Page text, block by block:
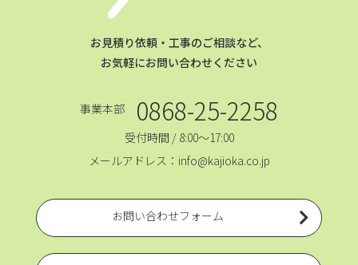
お見積り依頼・工事のご相談など、
お気軽にお問い合わせください
事業本部 0868-25-2258
受付時間 / 8:00～17:00
メールアドレス：info@kajioka.co.jp
お問い合わせフォーム